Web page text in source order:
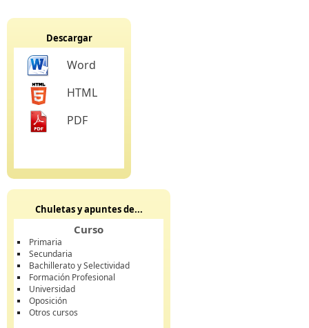
Descargar
Word
HTML
PDF
Chuletas y apuntes de...
Curso
Primaria
Secundaria
Bachillerato y Selectividad
Formación Profesional
Universidad
Oposición
Otros cursos